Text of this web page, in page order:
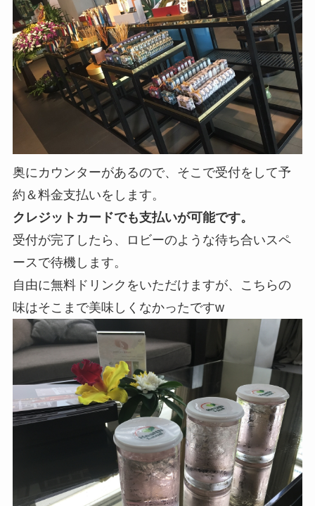
奥にカウンターがあるので、そこで受付をして予
約＆料金支払いをします。
クレジットカードでも支払いが可能です。
受付が完了したら、ロビーのような待ち合いスペ
ースで待機します。
自由に無料ドリンクをいただけますが、こちらの
味はそこまで美味しくなかったですw